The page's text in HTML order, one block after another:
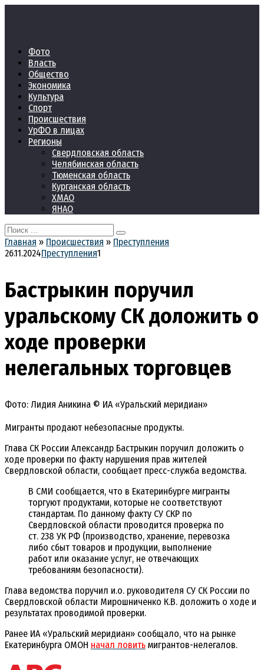
Фото
Власть
Общество
Экономика
Культура
Спорт
Происшествия
УрФО в лицах
Регионы
Свердловская область
Челябинская область
Тюменская область
Курганская область
ХМАО
ЯНАО
Search
for:
Главная » Происшествия » Преступления
26.11.2024Преступления1
Бастрыкин поручил
уральскому СК доложить о
ходе проверки
нелегальных торговцев
Фото: Лидия Аникина © ИА «Уральский меридиан»
Мигранты продают небезопасные продукты.
Глава СК России Александр Бастрыкин поручил доложить о
ходе проверки по факту нарушения прав жителей
Свердловской области, сообщает пресс-служба ведомства.
В СМИ сообщается, что в Екатеринбурге мигранты
торгуют продуктами, которые не соответствуют
стандартам. По данному факту СУ СКР по
Свердловской области проводится проверка по
ст. 238 УК РФ (производство, хранение, перевозка
либо сбыт товаров и продукции, выполнение
работ или оказание услуг, не отвечающих
требованиям безопасности).
Глава ведомства поручил и.о. руководителя СУ СК России по
Свердловской области Мирошниченко К.В. доложить о ходе и
результатах проводимой проверки.
Ранее ИА «Уральский меридиан» сообщало, что на рынке
Екатеринбурга ОМОН начал ловить мигрантов-нелегалов.